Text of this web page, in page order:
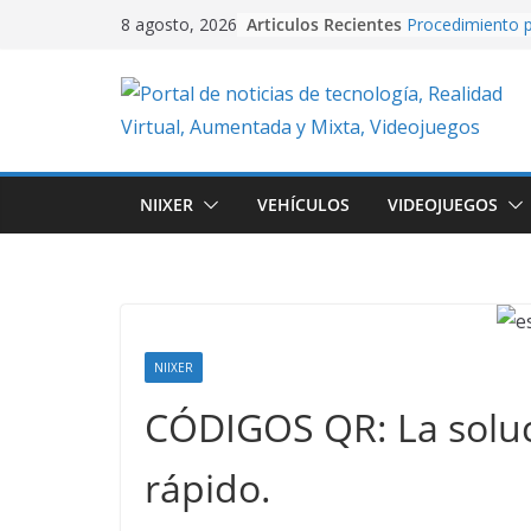
8 agosto, 2026 Articulos Recientes Procedimiento
plataformas 2D
en Unity.
Creación de
EasyAR: Así
que cobra vida
creando
con Google
NIIXER VEHÍCULOS VIDEOJUEGOS
NIIXER
CÓDIGOS QR: La
rápido.